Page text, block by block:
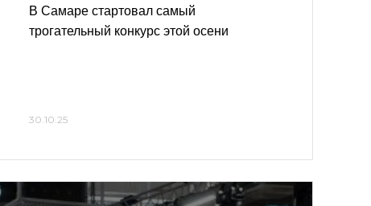
В Самаре стартовал самый
трогательный конкурс этой осени
30.10.25